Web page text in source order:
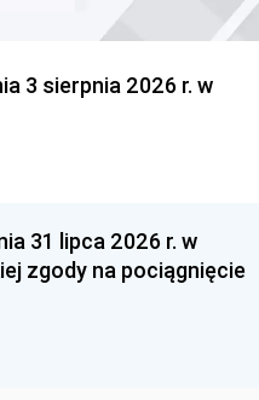
3 sierpnia 2026 r. w
31 lipca 2026 r. w
zgody na pociągnięcie